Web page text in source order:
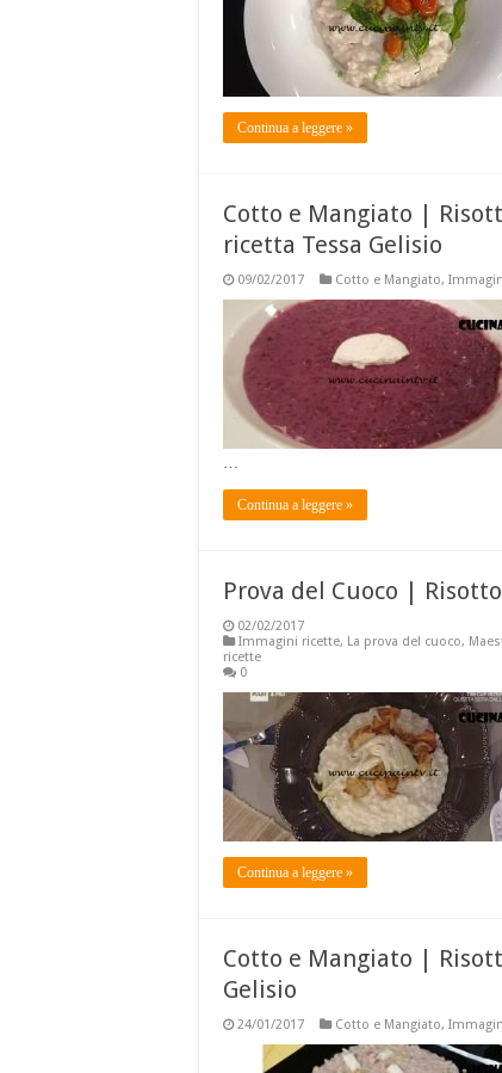
Continua a leggere »
Cotto e Mangiato |
ricetta Tessa Gelisio
09/02/2017 Cotto e Mangiato,
…
Continua a leggere »
Prova del Cuoco |
02/02/2017
Immagini ricette, La prova del cuoco,
ricette
0
Continua a leggere »
Cotto e Mangiato |
Gelisio
24/01/2017 Cotto e Mangiato,